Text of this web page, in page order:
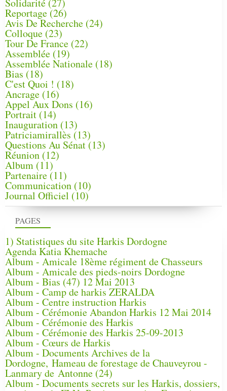
PAGES
1) Statistiques du site Harkis Dordogne
Agenda Katia Khemache
Album - Amicale 18ème régiment de Chasseurs
Album - Amicale des pieds-noirs Dordogne
Album - Bias (47) 12 Mai 2013
Album - Camp de harkis ZERALDA
Album - Centre instruction Harkis
Album - Cérémonie Abandon Harkis 12 Mai 2014
Album - Cérémonie des Harkis
Album - Cérémonie des Harkis 25-09-2013
Album - Cœurs de Harkis
Album - Documents Archives de la
Dordogne, Hameau de forestage de Chauveyrou -
Lanmary de Antonne (24)
Album - Documents secrets sur les Harkis, dossiers,
Reportage(26)
Avis De Recherche (24)
Colloque (23)
Tour De France (22)
Assemblée (19)
Assemblée Nationale (18)
Bias (18)
C'est Quoi ! (18)
Ancrage (16)
Appel Aux Dons (16)
Portrait (14)
Inauguration (13)
Patriciamirallès (13)
Questions Au Sénat(13)
Réunion (12)
Album (11)
Partenaire(11)
Communication (10)
Journal Officiel (10)